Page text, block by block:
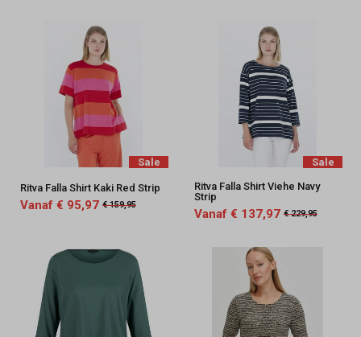
Sale
Ritva Falla Shirt Kaki Red Strip
Vanaf € 95,97 € 159,95
Sale
Ritva Falla Shirt Viehe Navy
Strip
Vanaf € 137,97 € 229,95